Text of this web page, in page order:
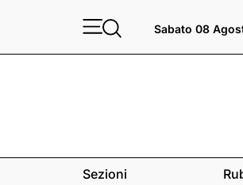
Sabato 08
Sezioni